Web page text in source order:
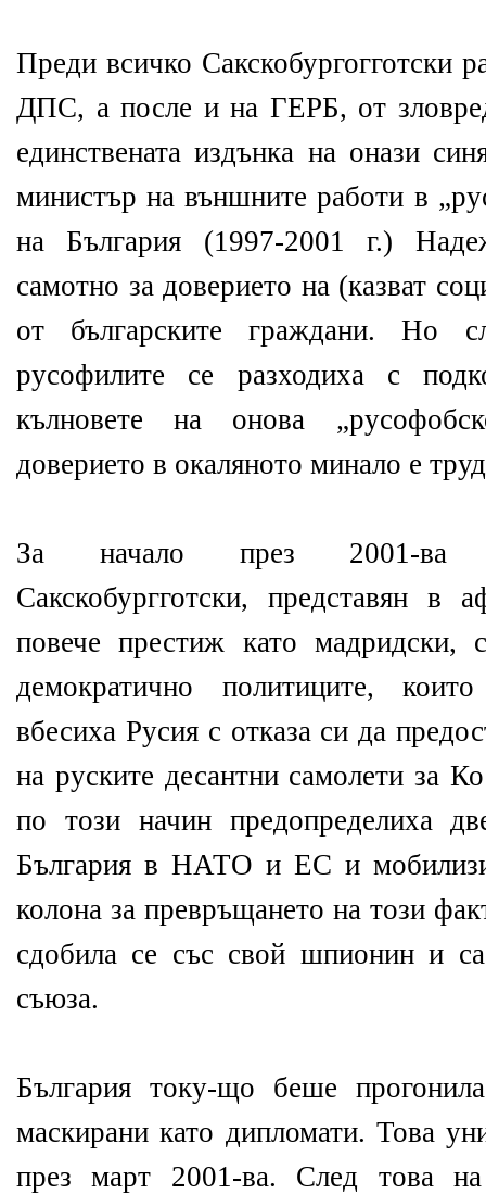
Преди всичко Сакскобургогготски
ДПС, а после и на ГЕРБ, от
единствената издънка на онази
министър на външните работи в
на България (1997-2001 г.)
самотно за доверието на (казват
от българските граждани. Но
русофилите се разходиха с
кълновете на онова
доверието в окаляното минало е
За начало през 2001-ва
Сакскобургготски, представян в
повече престиж като мадридски,
демократично политиците,
вбесиха Русия с отказа си да
на руските десантни самолети за
по този начин предопределиха
България в НАТО и ЕС и
колона за превръщането на този
сдобила се със свой шпионин и
съюза.
България току-що беше
маскирани като дипломати. Това
през март 2001-ва. След това